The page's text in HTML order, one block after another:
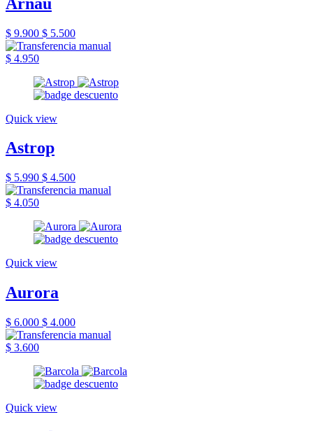
$ 9.900 $ 5.500
$ 4.950
Quick view
Astrop
$ 5.990 $ 4.500
$ 4.050
Quick view
Aurora
$ 6.000 $ 4.000
$ 3.600
Quick view